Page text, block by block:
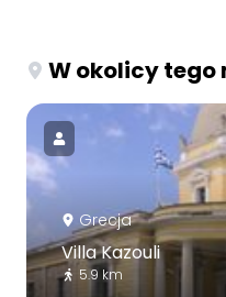
W okolicy tego
Grecja
Villa Kazouli
5.9 km